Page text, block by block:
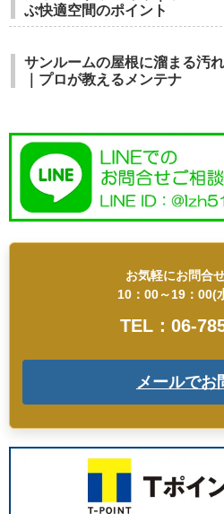
ぶ快適空間のポイント
サンルームの屋根に溜まる汚
｜プロが教えるメンテナ
お気軽にお問合
10：00～19：00(
TEL：06-
メールでお